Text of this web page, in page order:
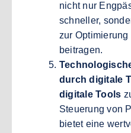
nicht nur
schneller,
zur
beitragen.
durch digitale
digitale Tools
Steuerung von
bietet eine